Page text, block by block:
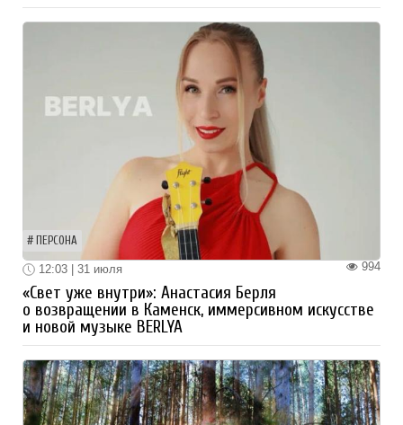
ПЕРСОНА
994
12:03 | 31 июля
«Свет уже внутри»: Анастасия Берля
о возвращении в Каменск, иммерсивном искусстве
и новой музыке BERLYA